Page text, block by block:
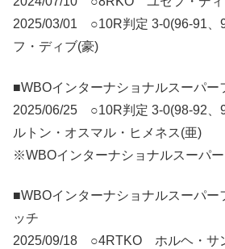
2025/03/01 ○10R判定 3-0(96-91
フ・ディブ(豪)
■WBOインターナショナルスーパー
2025/06/25 ○10R判定 3-0(98-92
ルトン・オスマル・ヒメネス(亜)
※WBOインターナショナルスーパ
■WBOインターナショナルスーパー
ッチ
2025/09/18 ○4RTKO ホルヘ・サ